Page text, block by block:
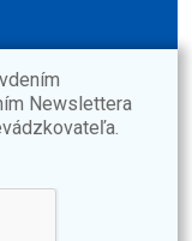
Newslettera